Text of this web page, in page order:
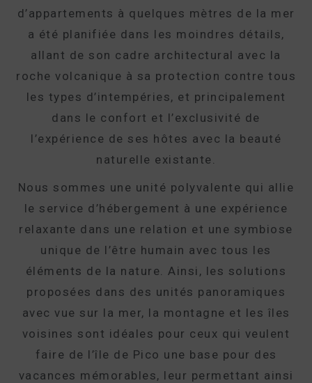
d’appartements à quelques mètres de la mer
a été planifiée dans les moindres détails,
allant de son cadre architectural avec la
roche volcanique à sa protection contre tous
les types d’intempéries, et principalement
dans le confort et l’exclusivité de
l’expérience de ses hôtes avec la beauté
naturelle existante.
Nous sommes une unité polyvalente qui allie
le service d’hébergement à une expérience
relaxante dans une relation et une symbiose
unique de l’être humain avec tous les
éléments de la nature. Ainsi, les solutions
proposées dans des unités panoramiques
avec vue sur la mer, la montagne et les îles
voisines sont idéales pour ceux qui veulent
faire de l’île de Pico une base pour des
vacances mémorables, leur permettant ainsi